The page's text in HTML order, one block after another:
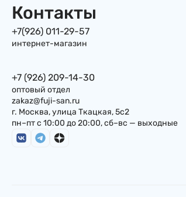
Контакты
+7(926) 011-29-57
интернет-магазин
+7 (926) 209-14-30
оптовый отдел
zakaz@fuji-san.ru
г. Москва, улица Ткацкая, 5с2
пн–пт с 10:00 до 20:00, сб–вс — выходные